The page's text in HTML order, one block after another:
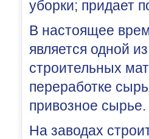
уборки; придает
В настоящее
является одной
строительных
переработке
привозное сырье.
На заводах